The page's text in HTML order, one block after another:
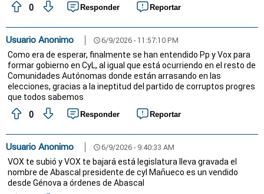
0
Responder Reportar
Usuario Anonimo schedule6/9/2026 - 11:57:10 PM
Como era de esperar, finalmente se han entendido Pp y Vox para
formar gobierno en CyL, al igual que está ocurriendo en el resto de
Comunidades Autónomas donde están arrasando en las
elecciones, gracias a la ineptitud del partido de corruptos progres
que todos sabemos
0
Responder Reportar
Usuario Anonimo schedule6/9/2026 - 9:40:33 AM
VOX te subió y VOX te bajará está legislatura lleva gravada el
nombre de Abascal presidente de cyl Mañueco es un vendido
desde Génova a órdenes de Abascal